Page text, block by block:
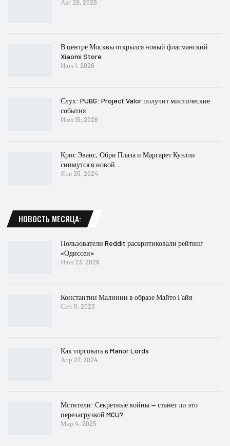
Авг 29, 2025
В центре Москвы открылся новый флагманский
Xiaomi Store
Июл 1, 2026
Слух: PUBG: Project Valor получит мистические
события
Июл 15, 2026
Крис Эванс, Обри Плаза и Маргарет Куэлли
снимутся в новой…
Янв 25, 2024
НОВОСТЬ МЕСЯЦА:
Пользователи Reddit раскритиковали рейтинг
«Одиссеи»
Июл 23, 2026
Константин Малинин в образе Майто Гайя
Сен 11, 2023
Как торговать в Manor Lords
Апр 27, 2024
Мстители: Секретные войны — станет ли это
перезагрузкой MCU?
Мар 4, 2025